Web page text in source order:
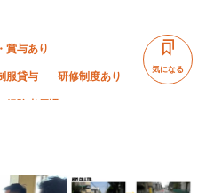
賞与あり
服貸与 研修制度あり
気になる